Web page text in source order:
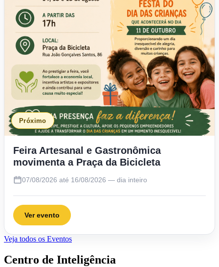
Próximo
Feira Artesanal e Gastronômica
movimenta a Praça da Bicicleta
07/08/2026 até 16/08/2026 — dia inteiro
Ver evento
Veja todos os Eventos
Centro de Inteligência